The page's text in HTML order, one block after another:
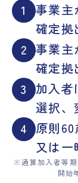
1
事業主
確定拠
2 事業主
確定拠
3
加入者
選択、
4 原則
又は一
※通算加入者等
開始